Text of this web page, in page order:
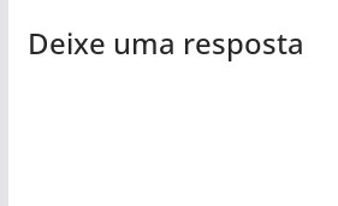
Deixe uma resposta